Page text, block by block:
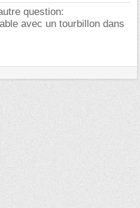
question:
avec un tourbillon dans